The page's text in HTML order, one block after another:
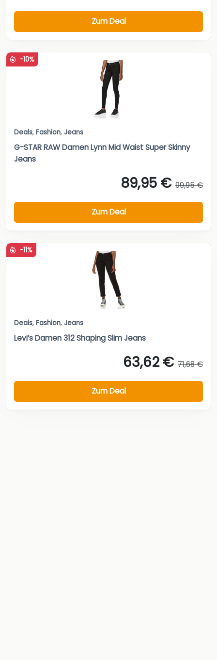
Zum Deal
-10%
Deals, Fashion, Jeans
G-STAR RAW Damen Lynn Mid Waist Super Skinny
Jeans
89,95 € 99,95 €
Zum Deal
-11%
Deals, Fashion, Jeans
Levi’s Damen 312 Shaping Slim Jeans
63,62 € 71,68 €
Zum Deal